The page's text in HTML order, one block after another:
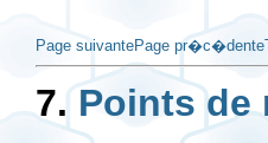
Page suivantePage pr�c�dente
7. Points de